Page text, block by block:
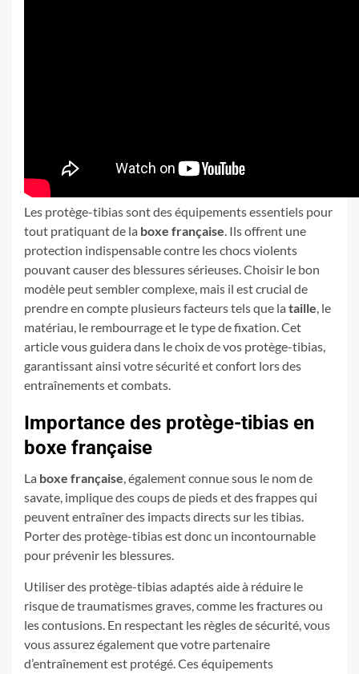
Les protège-tibias sont des équipements essentiels pour
tout pratiquant de la boxe française. Ils offrent une
protection indispensable contre les chocs violents
pouvant causer des blessures sérieuses. Choisir le bon
modèle peut sembler complexe, mais il est crucial de
prendre en compte plusieurs facteurs tels que la taille, le
matériau, le rembourrage et le type de fixation. Cet
article vous guidera dans le choix de vos protège-tibias,
garantissant ainsi votre sécurité et confort lors des
entraînements et combats.
Importance des protège-tibias en
boxe française
La boxe française, également connue sous le nom de
savate, implique des coups de pieds et des frappes qui
peuvent entraîner des impacts directs sur les tibias.
Porter des protège-tibias est donc un incontournable
pour prévenir les blessures.
Utiliser des protège-tibias adaptés aide à réduire le
risque de traumatismes graves, comme les fractures ou
les contusions. En respectant les règles de sécurité, vous
vous assurez également que votre partenaire
d’entraînement est protégé. Ces équipements